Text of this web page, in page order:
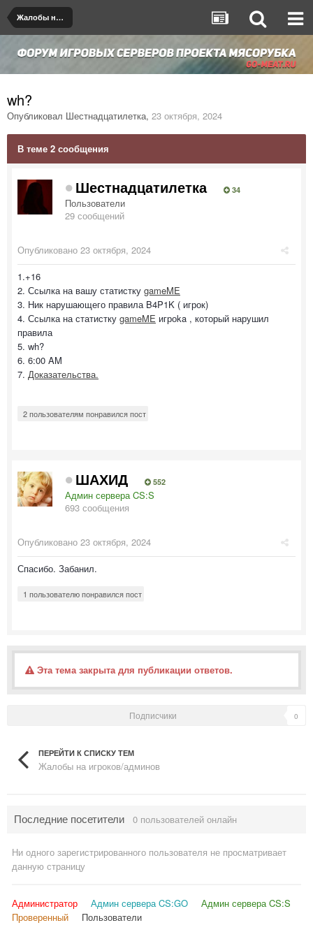
Жалобы на игроков/админов
wh?
Опубликовал Шестнадцатилетка, 23 октября, 2024
В теме 2 сообщения
Шестнадцатилетка 34
Пользователи
29 сообщений
Опубликовано 23 октября, 2024
1.+16
2. Ссылка на вашу статистку gameME
3. Ник нарушающего правила B4P1K ( игрок)
4. Ссылка на статистку gameME игроka , который нарушил
правила
5. wh?
6. 6:00 AM
7. Доказательства.
2 пользователям понравился пост
ШАХИД 552
Админ сервера CS:S
693 сообщения
Опубликовано 23 октября, 2024
Спасибо. Забанил.
1 пользователю понравился пост
Эта тема закрыта для публикации ответов.
Подписчики 0
ПЕРЕЙТИ К СПИСКУ ТЕМ
Жалобы на игроков/админов
Последние посетители 0 пользователей онлайн
Ни одного зарегистрированного пользователя не просматривает
данную страницу
Администратор Админ сервера CS:GO
Админ сервера CS:S
Проверенный
Пользователи